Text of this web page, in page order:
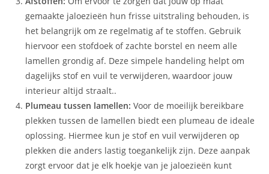
gemaakte jaloezieën hun frisse uitstraling behouden, is
het belangrijk om ze regelmatig af te stoffen. Gebruik
hiervoor een stofdoek of zachte borstel en neem alle
lamellen grondig af. Deze simpele handeling helpt om
dagelijks stof en vuil te verwijderen, waardoor jouw
interieur altijd straalt..
Plumeau tussen lamellen: Voor de moeilijk bereikbare
plekken tussen de lamellen biedt een plumeau de ideale
oplossing. Hiermee kun je stof en vuil verwijderen op
plekken die anders lastig toegankelijk zijn. Deze aanpak
zorgt ervoor dat je elk hoekje van je jaloezieën kunt